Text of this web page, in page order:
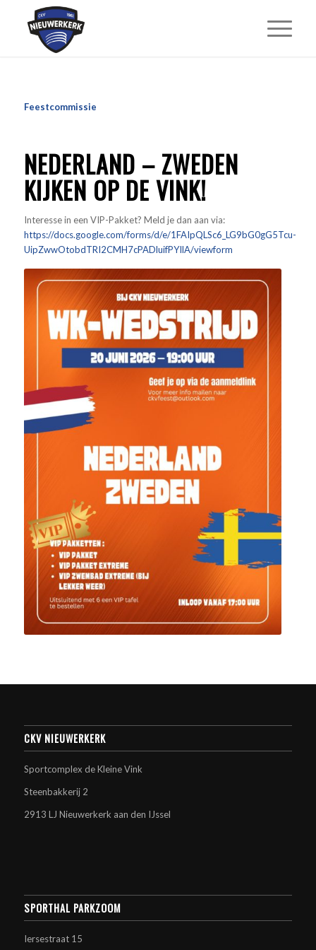
Feestcommissie
NEDERLAND – ZWEDEN
KIJKEN OP DE VINK!
Interesse in een VIP-Pakket? Meld je dan aan via:
https://docs.google.com/forms/d/e/1FAIpQLSc6_LG9bG0gG5Tcu-
UipZwwOtobdTRI2CMH7cPADluifPYIlA/viewform
CKV NIEUWERKERK
Sportcomplex de Kleine Vink
Steenbakkerij 2
2913 LJ Nieuwerkerk aan den IJssel
SPORTHAL PARKZOOM
Iersestraat 15